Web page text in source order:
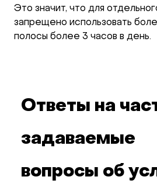
Это значит, что для
запрещено использовать
полосы более 3 часов в день.
Ответы на
задаваемые
вопросы об